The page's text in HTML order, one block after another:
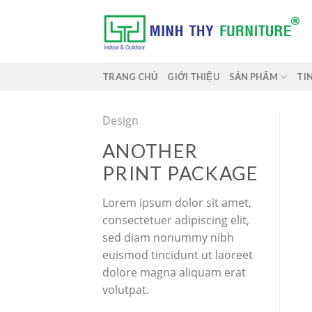
TRANG CHỦ GIỚI THIỆU SẢN PHẨM
Design
ANOTHER
PRINT PACKAGE
Lorem ipsum dolor sit amet,
consectetuer adipiscing elit,
sed diam nonummy nibh
euismod tincidunt ut laoreet
dolore magna aliquam erat
volutpat.